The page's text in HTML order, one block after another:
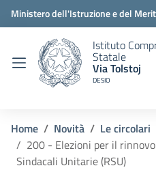
Ministero dell'Istruzione e del
Istituto
Statale
Via Tolstoj
DESIO
Home Novità
Le circolari
200 - Elezioni per il
Sindacali Unitarie (RSU)